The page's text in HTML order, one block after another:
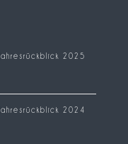
2025
2024